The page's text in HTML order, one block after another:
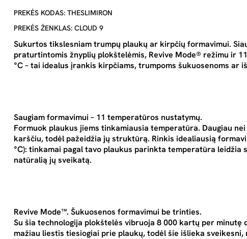
PREKĖS KODAS: THESLIMIRON
PREKĖS ŽENKLAS: CLOUD 9
Sukurtos tikslesniam trumpų plaukų ar kirpčių formavimui.
praturtintomis žnyplių plokštelėmis, Revive Mode® režimu ir
°C – tai idealus įrankis kirpčiams, trumpoms šukuosenoms ar
Saugiam formavimui – 11 temperatūros nustatymų.
Formuok plaukus jiems tinkamiausia temperatūra. Daugiau
karščiu, todėl pažeidžia jų struktūrą. Rinkis idealiausią
°C): tinkamai pagal tavo plaukus parinkta temperatūra leidžia
natūralią jų sveikatą.
Revive Mode™. Šukuosenos formavimui be trinties.
Su šia technologija plokštelės vibruoja 8 000 kartų per minutę
mažiau liestis tiesiogiai prie plaukų, todėl šie išlieka sveikesni,